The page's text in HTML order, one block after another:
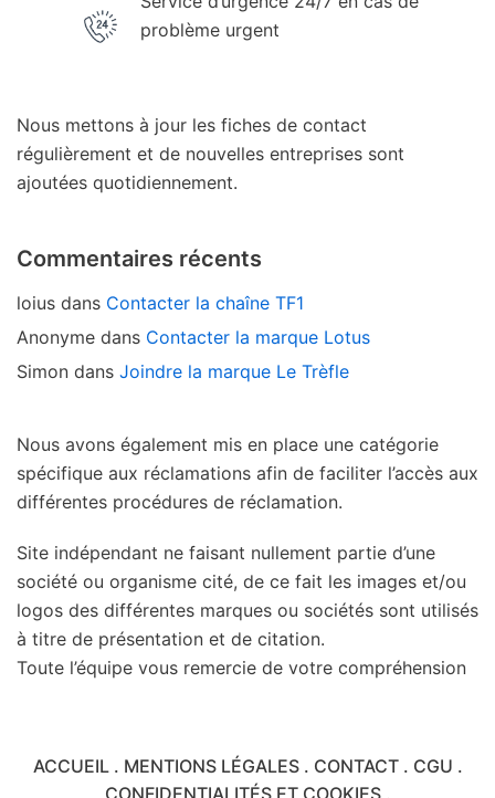
problème urgent
Nous mettons à jour les fiches de contact
régulièrement et de nouvelles entreprises sont
ajoutées quotidiennement.
Commentaires récents
loius dans Contacter la chaîne TF1
Anonyme dans Contacter la marque Lotus
Simon dans Joindre la marque Le Trèfle
Nous avons également mis en place une catégorie
spécifique aux réclamations afin de faciliter l’accès aux
différentes procédures de réclamation.
Site indépendant ne faisant nullement partie d’une
société ou organisme cité, de ce fait les images et/ou
logos des différentes marques ou sociétés sont utilisés
à titre de présentation et de citation.
Toute l’équipe vous remercie de votre compréhension
ACCUEIL. MENTIONS LÉGALES. CONTACT. CGU .
CONFIDENTIALITÉS ET COOKIES.